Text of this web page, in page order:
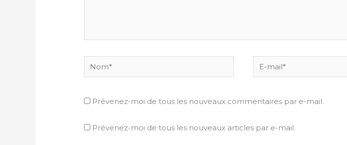
Nom*
E-
mail*
Prévenez-moi de tous les nouveaux commentaires par e-mail.
Prévenez-moi de tous les nouveaux articles par e-mail.